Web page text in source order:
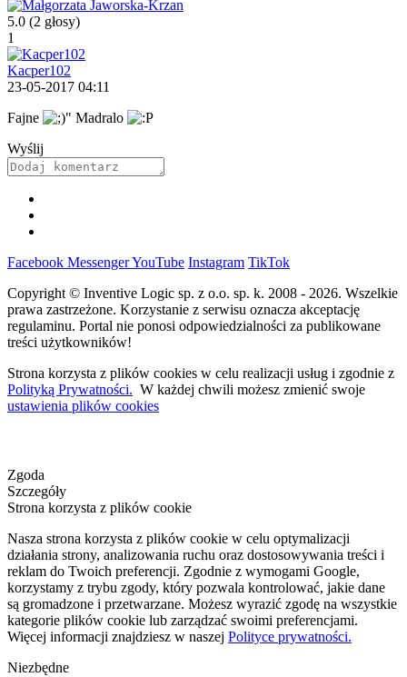
5.0 (2 głosy)
1
Kacper102
23-05-2017 04:11
Fajne
Madralo
Wyślij
Facebook MessengerYouTube Instagram TikTok
Copyright © Inventive Logic sp. z o.o. sp. k. 2008 - 2026. Wszelkie
prawa zastrzeżone. Korzystanie z serwisu oznacza akceptację
regulaminu. Portal nie ponosi odpowiedzialności za publikowane
treści użytkowników!
Strona korzysta z plików cookies w celu realizacji usług i zgodnie z
Polityką Prywatności. W każdej chwili możesz zmienić swoje
ustawienia plików cookies
Zgoda
Szczegóły
Strona korzysta z plików cookie
Nasza strona korzysta z plików cookie w celu optymalizacji
działania strony, analizowania ruchu oraz dostosowywania treści i
reklam do Twoich preferencji. Zgodnie z wymogami Google,
korzystamy z trybu zgody, który pozwala kontrolować, jakie dane
są gromadzone i przetwarzane. Możesz wyrazić zgodę na wszystkie
kategorie plików cookie lub zarządzać swoimi preferencjami.
Więcej informacji znajdziesz w naszej Polityce prywatności.
Niezbędne